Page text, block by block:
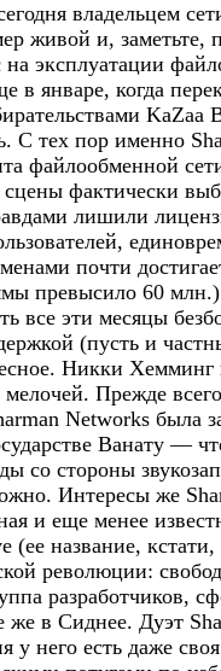
владельцем
живой и, заметьте,
эксплуатации
в январе, когда
KaZaa
С тех пор именно
файлообменной
фактически
лишили
почти
превысило 60
все эти месяцы
(пусть и
Никки Хемминг
Прежде
Networks была
Ванату —
со стороны
Интересы же
и еще менее
название, кстати,
революции:
разработчиков,
же в Сиднее. Дуэт
у него есть даже